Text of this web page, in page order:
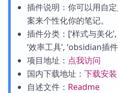
插件说明：你可以用自
案来个性化你的笔记。
插件分类：[‘样式与美化’,
‘效率工具’, ‘obsidian插件
项目地址： 点我访问
国内下载地址： 下载安装
自述文件： Readme